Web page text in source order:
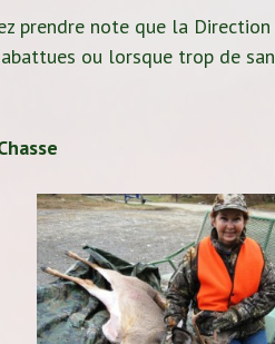
prendre note que la
ou lorsque trop de